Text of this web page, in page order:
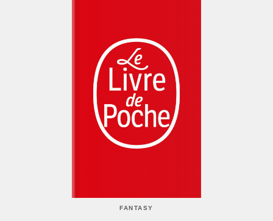
FANTASY